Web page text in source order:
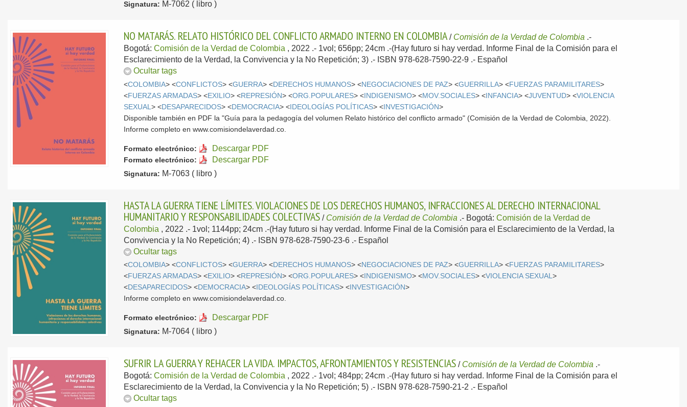
Signatura: M-7062 ( libro )
NO MATARÁS. RELATO HISTÓRICO DEL CONFLICTO ARMADO INTERNO EN COLOMBIA / Comisión de la Verdad de Colombia .-
Bogotá:Comisión de la Verdad de Colombia , 2022 .- 1vol; 656pp; 24cm .-(Hay futuro si hay verdad. Informe Final de la Comisión para el
Esclarecimiento de la Verdad, la Convivencia y la No Repetición; 3) .- ISBN 978-628-7590-22-9 .- Español
Ocultar tags
<COLOMBIA> <CONFLICTOS> <GUERRA> <DERECHOS HUMANOS> <NEGOCIACIONES DE PAZ> <GUERRILLA> <FUERZAS PARAMILITARES>
<FUERZAS ARMADAS> <EXILIO> <REPRESIÓN> <ORG.POPULARES> <INDIGENISMO> <MOV.SOCIALES> <INFANCIA> <JUVENTUD> <VIOLENCIA
SEXUAL> <DESAPARECIDOS> <DEMOCRACIA> <IDEOLOGÍAS POLÍTICAS> <INVESTIGACIÓN>
Disponible también en PDF la "Guía para la pedagogía del volumen Relato histórico del conflicto armado" (Comisión de la Verdad de Colombia, 2022).
Informe completo en www.comisiondelaverdad.co.
Formato electrónico: Descargar PDF
Formato electrónico: Descargar PDF
Signatura: M-7063 ( libro )
HASTA LA GUERRA TIENE LÍMITES. VIOLACIONES DE LOS DERECHOS HUMANOS, INFRACCIONES AL DERECHO INTERNACIONAL
HUMANITARIO Y RESPONSABILIDADES COLECTIVAS / Comisión de la Verdad de Colombia .- Bogotá:Comisión de la Verdad de
Colombia , 2022 .- 1vol; 1144pp; 24cm .-(Hay futuro si hay verdad. Informe Final de la Comisión para el Esclarecimiento de la Verdad, la
Convivencia y la No Repetición; 4) .- ISBN 978-628-7590-23-6 .- Español
Ocultar tags
<COLOMBIA> <CONFLICTOS> <GUERRA> <DERECHOS HUMANOS> <NEGOCIACIONES DE PAZ> <GUERRILLA> <FUERZAS PARAMILITARES>
<FUERZAS ARMADAS> <EXILIO> <REPRESIÓN> <ORG.POPULARES> < INDIGENISMO> <MOV.SOCIALES> <VIOLENCIA SEXUAL>
<DESAPARECIDOS> <DEMOCRACIA> < IDEOLOGÍAS POLÍTICAS> < INVESTIGACIÓN>
Informe completo en www.comisiondelaverdad.co.
Formato electrónico: Descargar PDF
Signatura: M-7064 ( libro )
SUFRIR LA GUERRA Y REHACER LA VIDA. IMPACTOS, AFRONTAMIENTOS Y RESISTENCIAS / Comisión de la Verdad de Colombia .-
Bogotá:Comisión de la Verdad de Colombia , 2022 .- 1vol; 484pp; 24cm .-(Hay futuro si hay verdad. Informe Final de la Comisión para el
Esclarecimiento de la Verdad, la Convivencia y la No Repetición; 5) .- ISBN 978-628-7590-21-2 .- Español
Ocultar tags